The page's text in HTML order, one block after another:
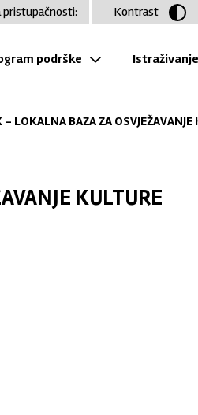
podrške
LOKALNA BAZA ZA OSVJEŽAVANJE
KULTURE
pristupačnosti: Kontrast